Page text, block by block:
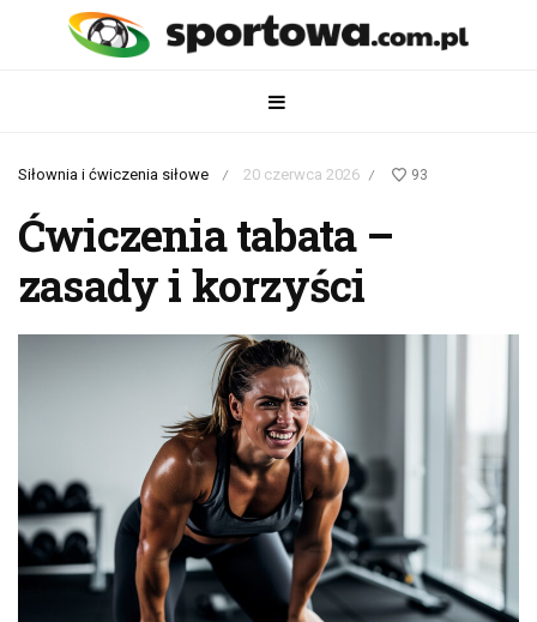
Siłownia i ćwiczenia siłowe / 20 czerwca 2026 / 93
Ćwiczenia tabata –
zasady i korzyści